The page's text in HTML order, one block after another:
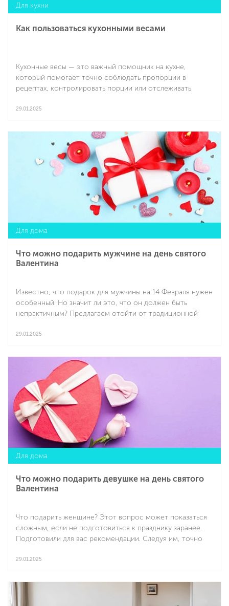
Для кухни
Как пользоваться кухонными весами
Кухонные весы — это важный помощник на кухне,
который помогает точно соблюдать пропорции в
рецептах, контролировать порции или отслеживать
для тех, кто увлечен кулинарией, занимается спортом
как пользоваться кухонными весами, чтобы они служили
долго и были максимально полезны.
29.01.2025
Подробнее
Для дома
Что можно подарить мужчине на день святого
Валентина
Известно, что подарок для мужчины на 14 Февраля нужен
особенный. Но значит ли это, что он должен быть
непрактичным? Предлагаем отойти от традиционной
действительно полезно и станет напоминать о вас. Если
бытовую технику. она точно не станет пылиться на полке:
если правильно выбрать категорию и модель, то
устройство будет использоваться ежедневно.
29.01.2025
Подробнее
Для дома
Что можно подарить девушке на день святого
Валентина
Что подарить женщине? Этот вопрос может показаться
сложным, если не подготовиться к празднику заранее.
Подготовили для вас рекомендации. Следуя им, точно
бытовая техника прекрасно подойдет. Расскажем
29.01.2025
Подробнее